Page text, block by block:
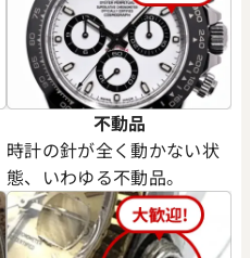
不動品
時計の針が全く動かない状
態、いわゆる不動品。